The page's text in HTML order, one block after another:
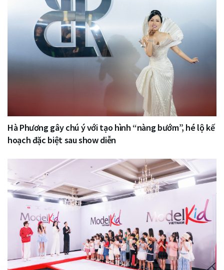
Hà Phương gây chú ý với tạo hình “nàng bướm”, hé lộ kế
hoạch đặc biệt sau show diễn